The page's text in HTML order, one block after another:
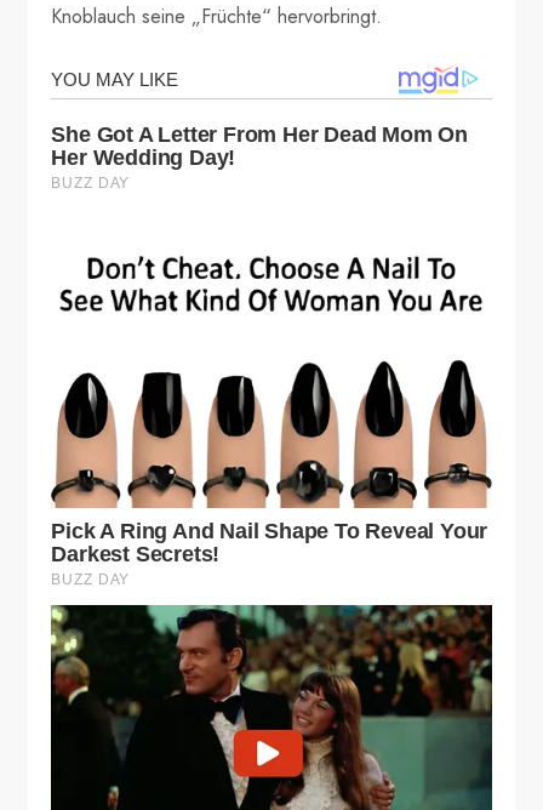
Knoblauch seine „Früchte“ hervorbringt.